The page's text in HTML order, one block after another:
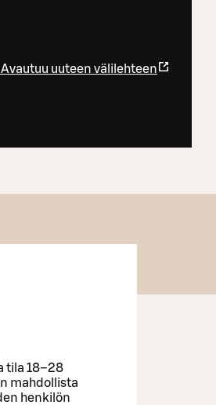
Avautuu uuteen välilehteen
tila 18–28
mahdollista
henkilön